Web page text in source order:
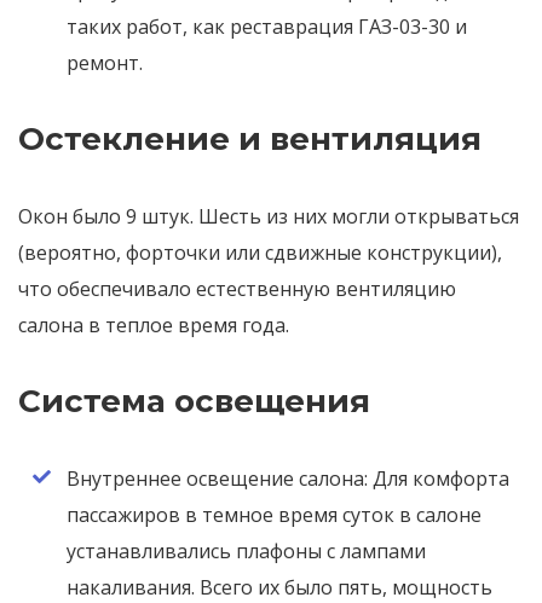
таких работ, как реставрация ГАЗ-03-30 и
ремонт.
Остекление и вентиляция
Окон было 9 штук. Шесть из них могли открываться
(вероятно, форточки или сдвижные конструкции),
что обеспечивало естественную вентиляцию
салона в теплое время года.
Система освещения
Внутреннее освещение салона: Для комфорта
пассажиров в темное время суток в салоне
устанавливались плафоны с лампами
накаливания. Всего их было пять, мощность